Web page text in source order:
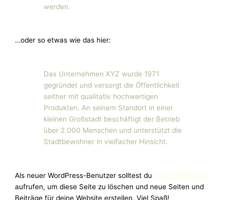
werden.
…oder so etwas wie das hier:
Das Unternehmen XYZ wurde 1971
gegründet und versorgt die Öffentlichkeit
seither mit qualitativ hochwertigen
Produkten. An seinem Standort in einer
kleinen Großstadt beschäftigt der Betrieb
über 2.000 Menschen und unterstützt die
Stadtbewohner in vielfacher Hinsicht.
Als neuer WordPress-Benutzer solltest du dein Dashboard
aufrufen, um diese Seite zu löschen und neue Seiten und
Beiträge für deine Website erstellen. Viel Spaß!